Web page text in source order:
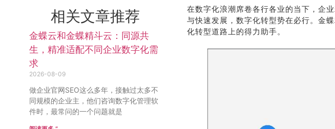
相关文章推荐
金蝶云和金蝶精斗云：同源共
生，精准适配不同企业数字化需
求
2026-08-09
做企业官网SEO这么多年，接触过太多不
同规模的企业主，他们咨询数字化管理软
件时，最常问的一个问题就是
在数字化浪潮席卷各行各业的当下，企
与快速发展，数字化转型势在必行。金
化转型道路上的得力助手。